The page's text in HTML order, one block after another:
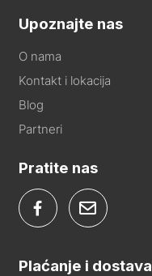
Upoznajte nas
O nama
Kontakt i lokacija
Blog
Partneri
Pratite nas
Plaćanje i dostava